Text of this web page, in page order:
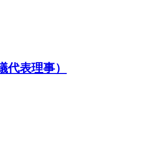
表理事）